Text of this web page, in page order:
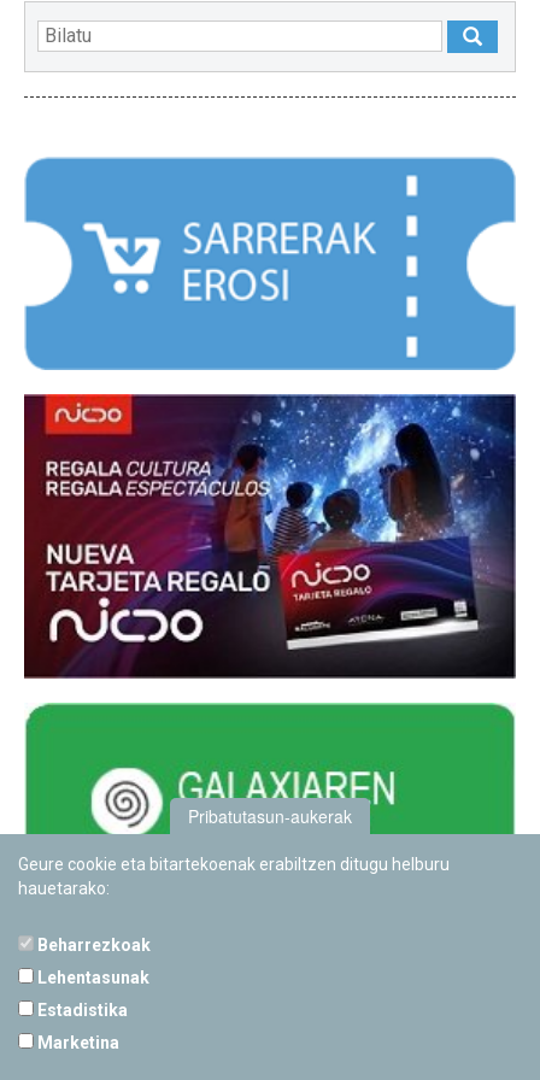
Pribatutasun-aukerak
Geure cookie eta bitartekoenak erabiltzen ditugu helburu
hauetarako:
Beharrezkoak
Lehentasunak
Estadistika
Marketina